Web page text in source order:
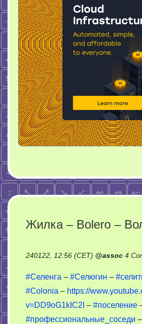
Жилка – Bolero –
240122, 12:56 (CET) @assoc 4
#Селенга – #Селюгин –
#Сolonia – https://
v=DD9oG1kIC2I – #поселение
#профессиональные_соседи –